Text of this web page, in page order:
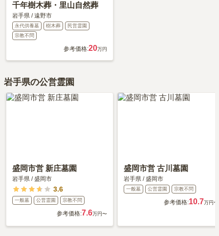
千年樹木葬・里山自然葬
岩手県 /遠野市
永代供養墓 樹木葬
民営霊園
宗教不問
参考価格:20万円
岩手県の公営霊園
盛岡市営 新庄墓園
岩手県 /盛岡市
3.6
一般墓 公営霊園 宗教不問
参考価格:7.6万円〜
盛岡市営 古川墓園
岩手県 /盛岡市
一般墓 公営霊園 宗教不問
参考価格:10.7万円〜